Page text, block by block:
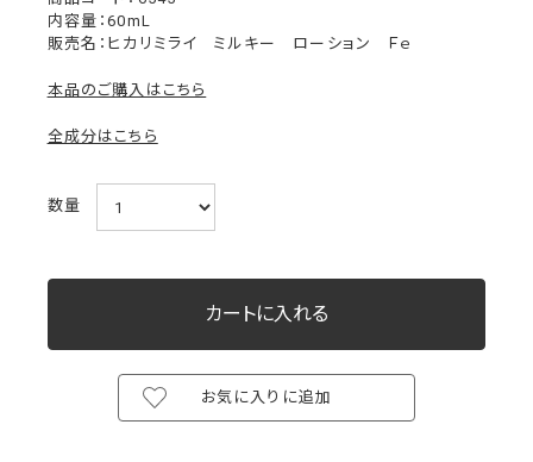
内容量：60mL
販売名：ヒカリミライ ミルキー ローション Ｆｅ
本品のご購入はこちら
全成分はこちら
数量
お気に入りに追加